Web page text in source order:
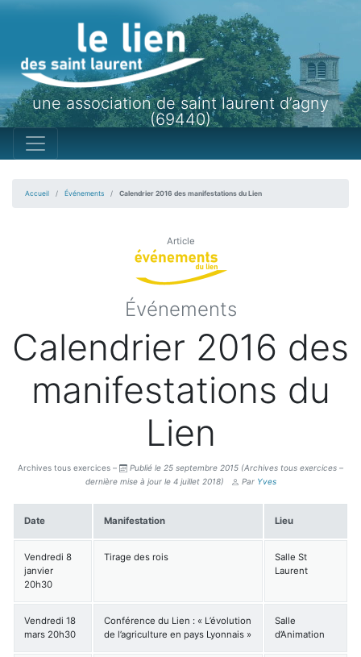
une association de saint laurent d’agny
(69440)
Accueil Événements Calendrier 2016 des manifestations du Lien
Article
Événements
Calendrier 2016 des
manifestations du
Lien
Archives tous exercices – Publié le 25 septembre 2015 (Archives tous exercices –
dernière mise à jour le 4 juillet 2018)
Par Yves
Date Manifestation Lieu
Vendredi 8
janvier
20h30
Tirage des rois
Salle St
Laurent
Vendredi 18
mars 20h30
Conférence du Lien : « L’évolution
de l’agriculture en pays Lyonnais »
Salle
d’Animation